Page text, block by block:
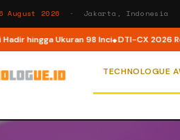
August 2026 · Jakarta, Indonesia
hingga Ukuran 98 Inci DTI-CX 2026
TECHNOLOGUE